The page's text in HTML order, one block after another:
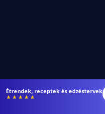
Fogyj és izmosodj hatékonyabban
★★★★★ Pepperoni